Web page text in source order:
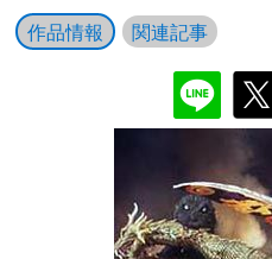
作品情報 関連記事